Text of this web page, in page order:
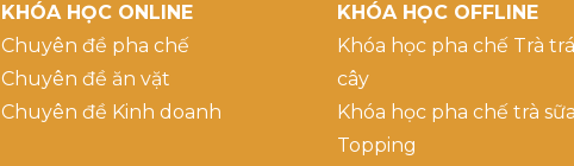
KHÓA HỌC ONLINE
Chuyên đề pha chế
Chuyên đề ăn vặt
Chuyên đề Kinh doanh
KHÓA HỌC OFFLINE
Khóa học pha chế Trà
cây
Khóa học pha chế trà
Topping